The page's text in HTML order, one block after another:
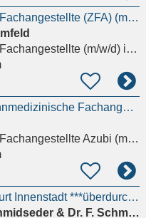
Zahnmedizinische Fachangestellte (ZFA) (m/w/d) – Chirurgie
(m/w/d)in Frankfurt am Main, Westend-Süd
Ausbildung als Zahnmedizinische Fachangestellte / ZFA (m/w/d)
Zahnmedizinische Fachangestellte Azubi (m/w/d)
MKG Praxis Frankfurt Innenstadt ***überdurchschnittliche Bezahlung** ZFA/ZMF/ZMV für Verwaltung
Prof. Dr. Dr. R. Schmidseder & Dr. F. Schmidseder